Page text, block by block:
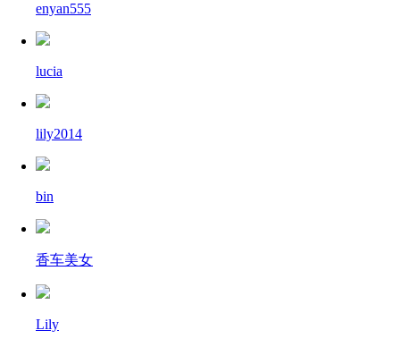
enyan555
lucia
lily2014
bin
香车美女
Lily